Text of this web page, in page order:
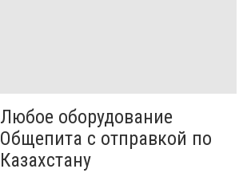
Любое оборудование
Общепита с отправкой по
Казахстану